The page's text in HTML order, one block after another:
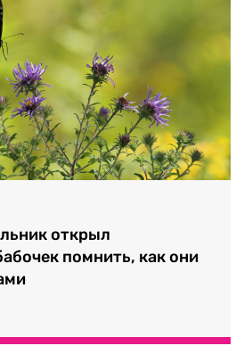
открыл
помнить, как они